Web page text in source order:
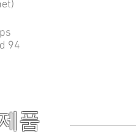
94
제품